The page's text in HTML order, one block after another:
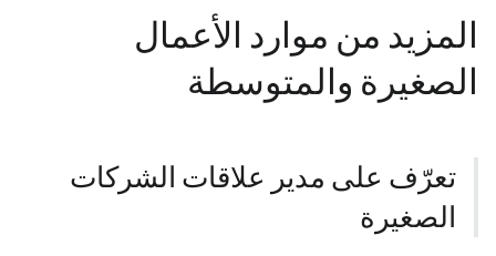
المزيد من موارد الأعمال
الصغيرة والمتوسطة
تعرّف على مدير علاقات الشركات
الصغيرة